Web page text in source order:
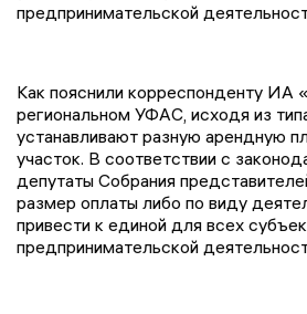
предпринимательской
Как пояснили корреспонденту ИА
региональном УФАС, исходя из
устанавливают разную арендную
участок. В соответствии с
депутаты Собрания
размер оплаты либо по виду
привести к единой для всех
предпринимательской